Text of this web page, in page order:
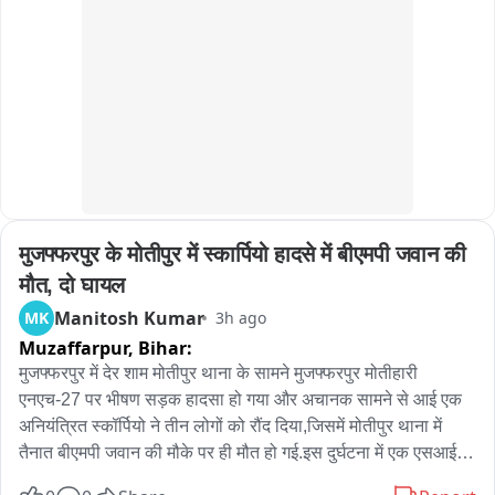
मुजफ्फरपुर के मोतीपुर में स्कार्पियो हादसे में बीएमपी जवान की
मौत, दो घायल
MK Manitosh Kumar 3h ago
Muzaffarpur, Bihar:
मुजफ्फरपुर में देर शाम मोतीपुर थाना के सामने मुजफ्फरपुर मोतीहारी
एनएच-27 पर भीषण सड़क हादसा हो गया और अचानक सामने से आई एक
अनियंत्रित स्कॉर्पियो ने तीन लोगों को रौंद दिया,जिसमें मोतीपुर थाना में
तैनात बीएमपी जवान की मौके पर ही मौत हो गई.इस दुर्घटना में एक एसआई